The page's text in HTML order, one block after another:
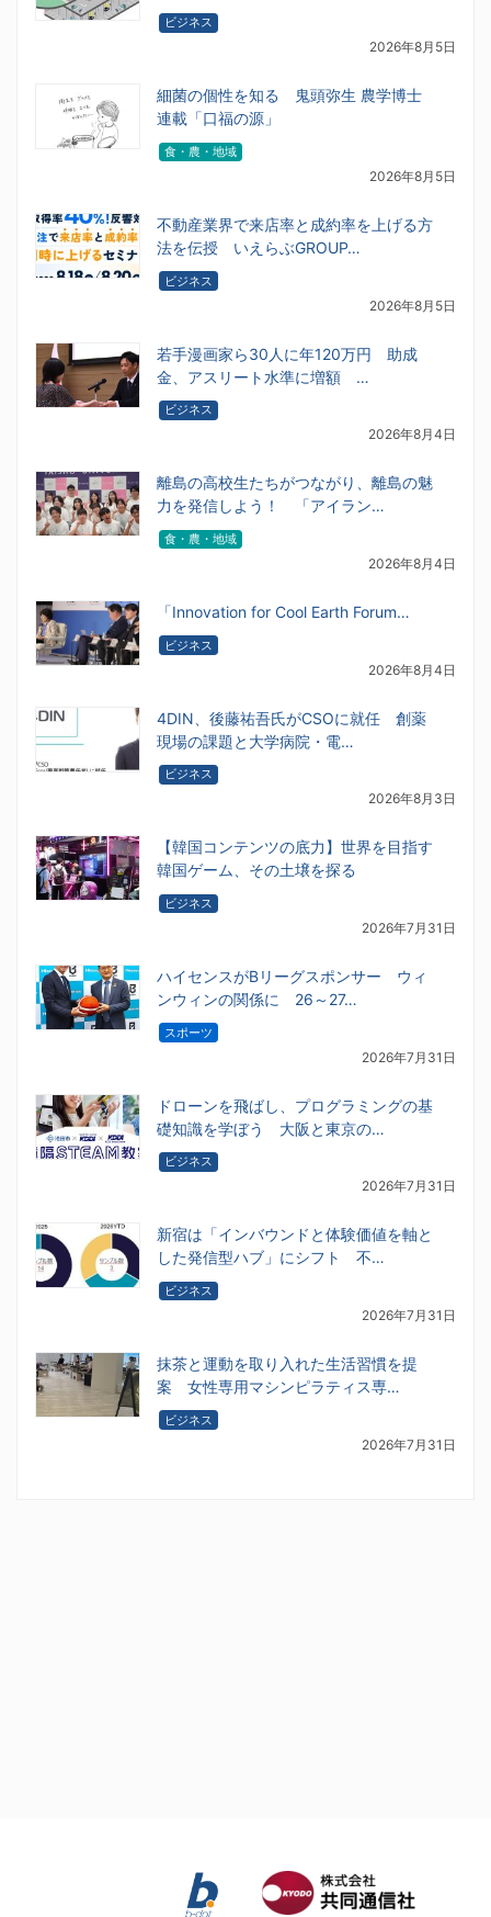
ビジネス
2026年8月5日
細菌の個性を知る 鬼頭弥生 農学博士
連載「口福の源」
食・農・地域
2026年8月5日
不動産業界で来店率と成約率を上げる方
法を伝授 いえらぶGROUP…
ビジネス
2026年8月5日
若手漫画家ら30人に年120万円 助成
金、アスリート水準に増額 …
ビジネス
2026年8月4日
離島の高校生たちがつながり、離島の魅
力を発信しよう！ 「アイラン…
食・農・地域
2026年8月4日
「Innovation for Cool Earth Forum…
ビジネス
2026年8月4日
4DIN、後藤祐吾氏がCSOに就任 創薬
現場の課題と大学病院・電…
ビジネス
2026年8月3日
【韓国コンテンツの底力】世界を目指す
韓国ゲーム、その土壌を探る
ビジネス
2026年7月31日
ハイセンスがBリーグスポンサー ウィ
ンウィンの関係に 26～27…
スポーツ
2026年7月31日
ドローンを飛ばし、プログラミングの基
礎知識を学ぼう 大阪と東京の…
ビジネス
2026年7月31日
新宿は「インバウンドと体験価値を軸と
した発信型ハブ」にシフト 不…
ビジネス
2026年7月31日
抹茶と運動を取り入れた生活習慣を提
案 女性専用マシンピラティス専…
ビジネス
2026年7月31日